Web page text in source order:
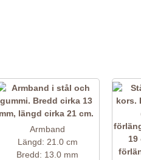
Armband
Längd: 21.0 cm
Bredd: 13.0 mm